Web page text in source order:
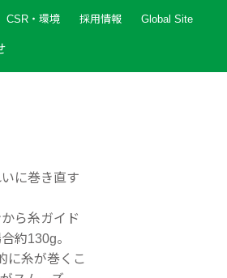
CSR・環境 採用情報 Global Site
ト
に巻き直す
ら糸ガイド
約130g。
に糸が巻くこ